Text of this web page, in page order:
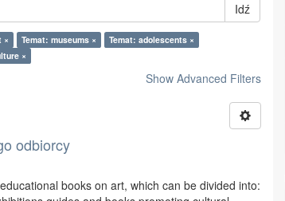
Idź
× Temat: museums ×
Temat: adolescents ×
×
Show Advanced Filters
odbiorcy
books on art, which can be divided into: